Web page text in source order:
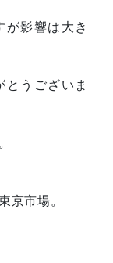
が影響は大き
うございま
京市場。